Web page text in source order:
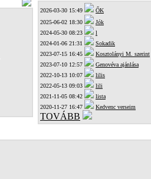
2026-03-30 15:49
ŐK
2025-06-02 18:30
Jók
2024-05-30 08:23
l
2024-01-06 21:31
Sokadik
2023-07-15 16:45
Kosztolányi M. szerint
2023-07-10 12:57
Genovéva ajánlása
2022-10-13 10:07
lilis
2022-05-13 09:03
lili
2021-11-05 08:42
lista
2020-11-27 16:47
Kedvenc verseim
TOVÁBB